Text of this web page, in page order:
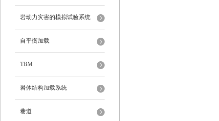
岩动力灾害的模拟试验系统
自平衡加载
TBM
岩体结构加载系统
巷道